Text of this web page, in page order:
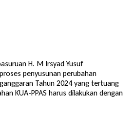
H. M Irsyad Yusuf
penyusunan perubahan
Tahun 2024 yang tertuang
KUA-PPAS harus dilakukan dengan